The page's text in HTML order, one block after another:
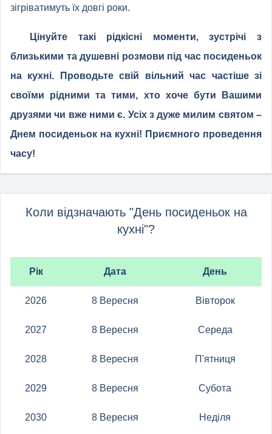
зігріватимуть їх довгі роки.
Цінуйте такі рідкісні моменти, зустрічі з
близькими та душевні розмови під час посиденьок
на кухні. Проводьте свій вільний час частіше зі
своїми рідними та тими, хто хоче бути Вашими
друзями чи вже ними є. Усіх з дуже милим святом –
Днем посиденьок на кухні! Приємного проведення
часу!
Коли відзначають "День посиденьок на
кухні"?
Рік Дата День
2026 8 Вересня Вівторок
2027 8 Вересня Середа
2028 8 Вересня П'ятниця
2029 8 Вересня Субота
2030 8 Вересня Неділя